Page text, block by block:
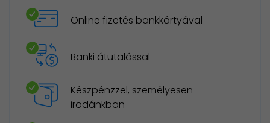
Online fizetés bankkártyával
Banki átutalással
Készpénzzel, személyesen
irodánkban